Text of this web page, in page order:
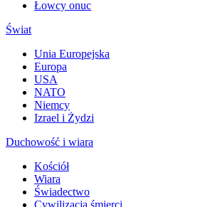
Łowcy onuc
Świat
Unia Europejska
Europa
USA
NATO
Niemcy
Izrael i Żydzi
Duchowość i wiara
Kościół
Wiara
Świadectwo
Cywilizacja śmierci